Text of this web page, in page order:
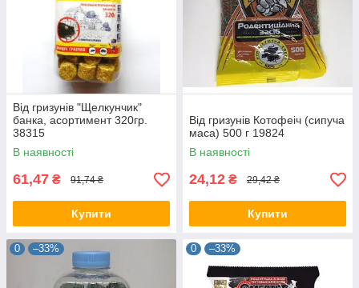
Від гризунів "Щелкунчик"
банка, асортимент 320гр.
38315
В наявності
61,47 ₴ 91,74 ₴
Купити
Від гризунів Котофеіч (сипуча
маса) 500 г 19824
В наявності
24,12 ₴ 29,42 ₴
Купити
0 –33% 0 –33%